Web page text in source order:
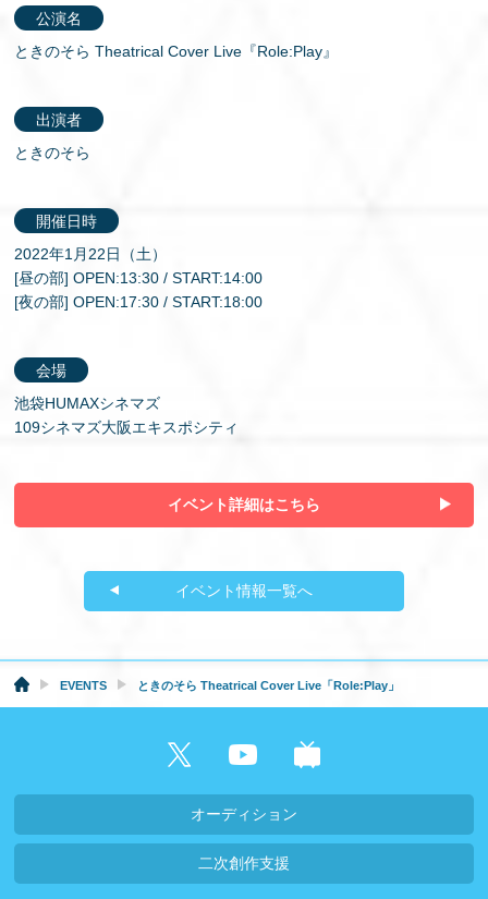
公演名
ときのそら Theatrical Cover Live『Role:Play』
出演者
ときのそら
開催日時
2022年1月22日（土）
[昼の部] OPEN:13:30 / START:14:00
[夜の部] OPEN:17:30 / START:18:00
会場
池袋HUMAXシネマズ
109シネマズ大阪エキスポシティ
イベント詳細はこちら
イベント情報一覧へ
EVENTS ときのそら Theatrical Cover Live「Role:Play」
オーディション
二次創作支援